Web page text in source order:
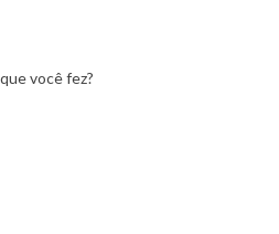
você fez?